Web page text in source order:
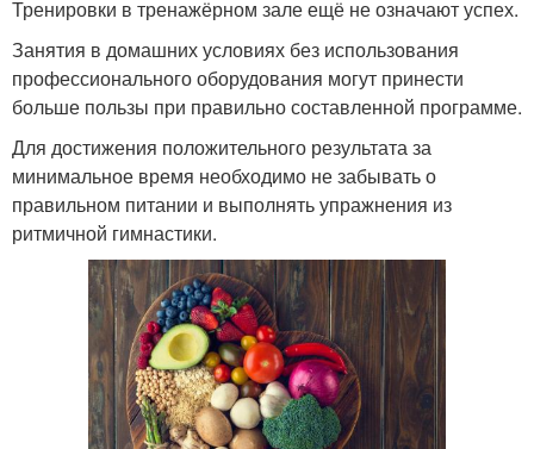
Тренировки в тренажёрном зале ещё не означают успех.
Занятия в домашних условиях без использования
профессионального оборудования могут принести
больше пользы при правильно составленной программе.
Для достижения положительного результата за
минимальное время необходимо не забывать о
правильном питании и выполнять упражнения из
ритмичной гимнастики.